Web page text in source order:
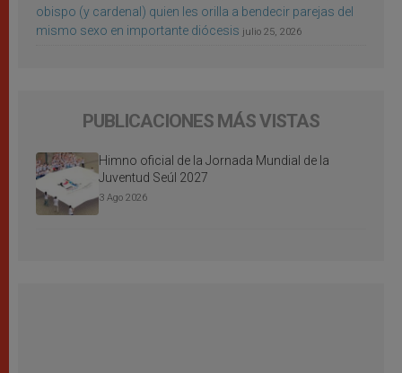
obispo (y cardenal) quien les orilla a bendecir parejas del
mismo sexo en importante diócesis julio 25, 2026
PUBLICACIONES MÁS VISTAS
Himno oficial de la Jornada Mundial de la
Juventud Seúl 2027
3 Ago 2026